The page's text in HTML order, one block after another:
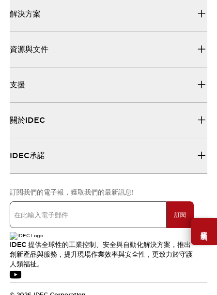
需要幫助嗎？
解決方案
資源與文件
支援
關於IDEC
IDEC承諾
訂閱我們的電子報，獲取我們的最新訊息!
訂閱
IDEC 提供全球性的工業控制、安全與自動化解決方案，推出
創新產品與服務，提升現場作業效率與安全性，更致力於守護
人類福祉。